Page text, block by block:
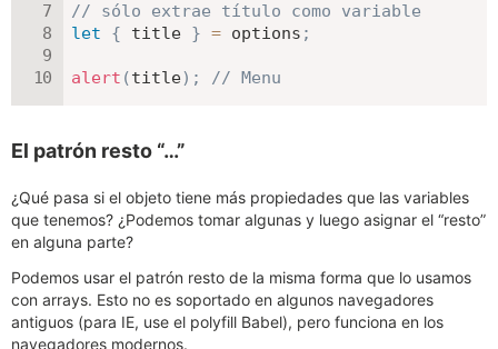
// sólo extrae título como variable
let
{ title } = options ;
alert (title) ; // Menu
El patrón resto “…”
¿Qué pasa si el objeto tiene más propiedades que las variables
que tenemos? ¿Podemos tomar algunas y luego asignar el “resto”
en alguna parte?
Podemos usar el patrón resto de la misma forma que lo usamos
con arrays. Esto no es soportado en algunos navegadores
antiguos (para IE, use el polyfill Babel), pero funciona en los
navegadores modernos.